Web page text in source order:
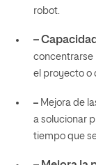
robot.
–
concentrarse
el proyecto o
– Mejora de
a solucionar
tiempo que